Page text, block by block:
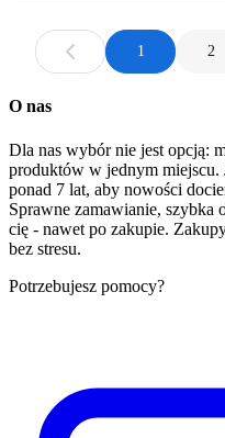
1 2
O nas
Dla nas wybór nie jest opcją:
produktów w jednym miejscu.
ponad 7 lat, aby nowości
Sprawne zamawianie, szybka
cię - nawet po zakupie.
bez stresu.
Potrzebujesz pomocy?